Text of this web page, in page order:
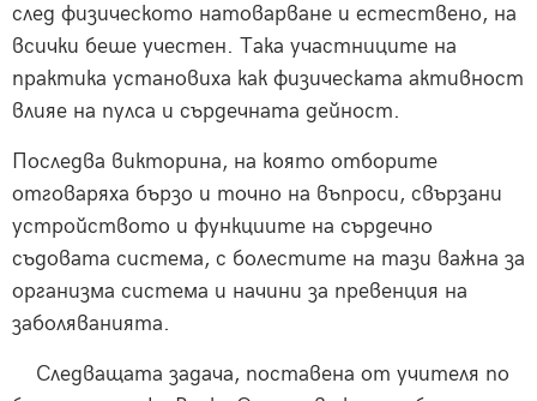
след физическото натоварване и естествено, на
всички беше учестен. Така участниците на
практика установиха как физическата активност
влияе на пулса и сърдечната дейност.
Последва викторина, на която отборите
отговаряха бързо и точно на въпроси, свързани
устройството и функциите на сърдечно
съдовата система, с болестите на тази важна за
организма система и начини за превенция на
заболяванията.
Следващата задача, поставена от учителя по